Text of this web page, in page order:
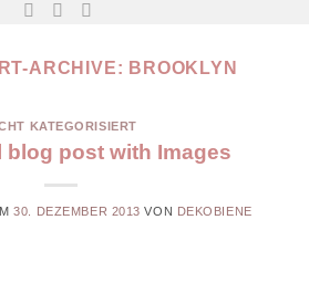
ARCHIVE: BROOKLYN
KATEGORISIERT
blog post with Images
30. DEZEMBER 2013 VON DEKOBIENE